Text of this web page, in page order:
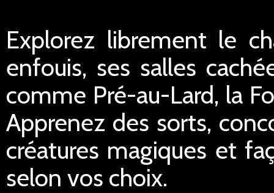
Explorez librement le
enfouis, ses salles
comme Pré-au-Lard, la
Apprenez des sorts,
créatures magiques et
selon vos choix.